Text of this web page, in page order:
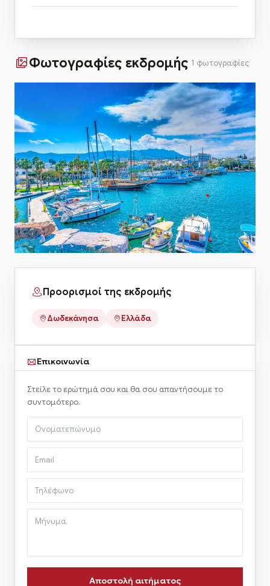
Φωτογραφίες εκδρομής 1 φωτογραφίες
Προορισμοί της εκδρομής
Δωδεκάνησα Ελλάδα
Επικοινωνία
Στείλε το ερώτημά σου και θα σου απαντήσουμε το
συντομότερο.